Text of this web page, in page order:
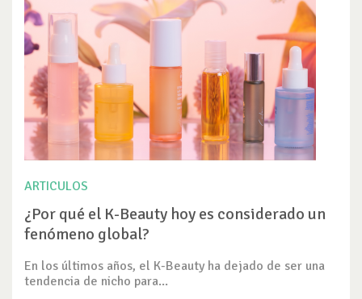
ARTICULOS
¿Por qué el K-Beauty hoy es considerado un
fenómeno global?
En los últimos años, el K-Beauty ha dejado de ser una
tendencia de nicho para...